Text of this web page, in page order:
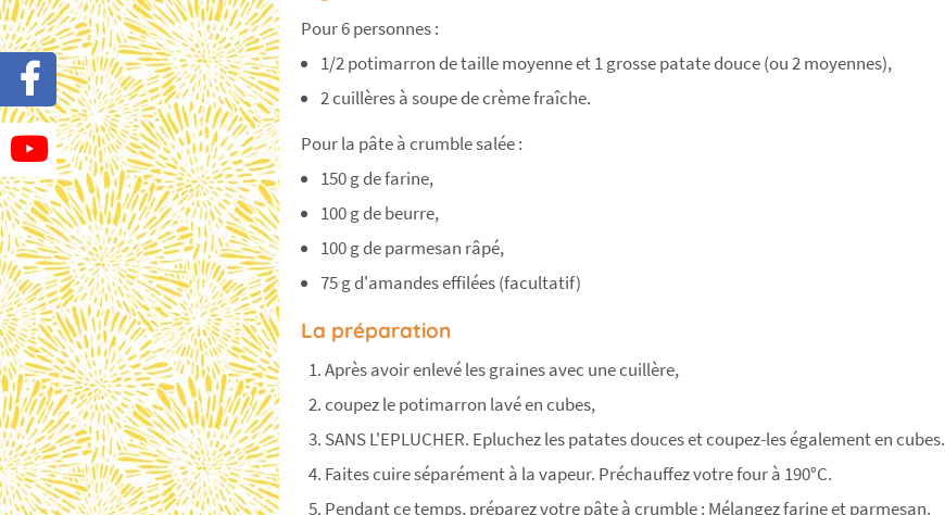
Pour 6 personnes :
1/2 potimarron de taille moyenne et 1 grosse patate douce (ou 2 moyennes),
2 cuillères à soupe de crème fraîche.
Pour la pâte à crumble salée :
150 g de farine,
100 g de beurre,
100 g de parmesan râpé,
75 g d'amandes effilées (facultatif)
La préparation
Après avoir enlevé les graines avec une cuillère,
coupez le potimarron lavé en cubes,
SANS L'EPLUCHER. Epluchez les patates douces et coupez-les également en cubes.
Faites cuire séparément à la vapeur. Préchauffez votre four à 190°C.
Pendant ce temps, préparez votre pâte à crumble : Mélangez farine et parmesan.